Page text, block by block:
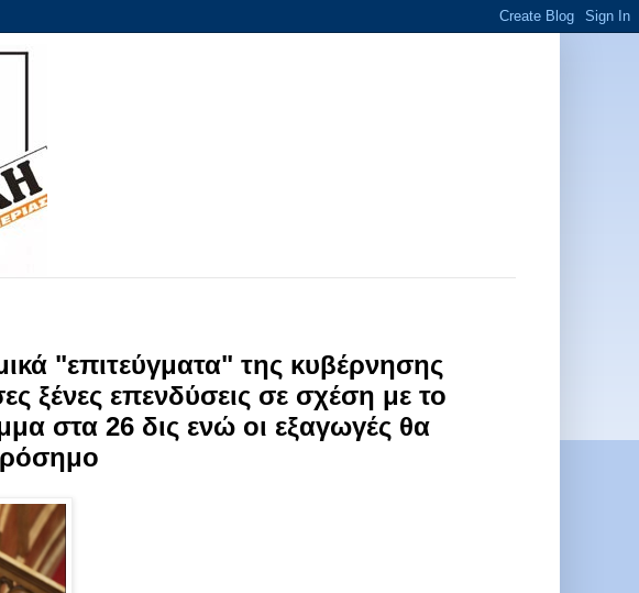
"επιτεύγματα" της κυβέρνησης
ξένες επενδύσεις σε σχέση με το
στα 26 δις ενώ οι εξαγωγές θα